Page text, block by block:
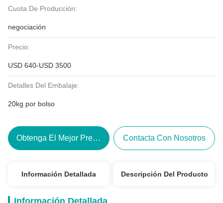
Cuota De Producción:
negociación
Precio:
USD 640-USD 3500
Detalles Del Embalaje:
20kg por bolso
Obtenga El Mejor Precio Contacta Con Nosotros
Información Detallada Descripción Del Producto
Información Detallada